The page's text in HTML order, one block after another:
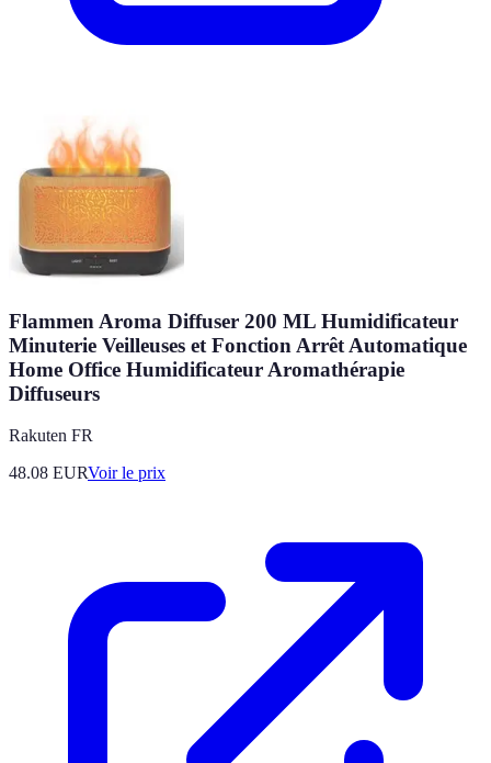
Flammen Aroma Diffuser 200 ML Humidificateur
Minuterie Veilleuses et Fonction Arrêt Automatique
Home Office Humidificateur Aromathérapie
Diffuseurs
Rakuten FR
48.08 EURVoir le prix